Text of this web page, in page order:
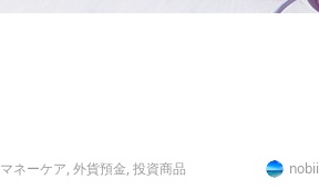
マネーケア,外貨預金,投資商品 nobii